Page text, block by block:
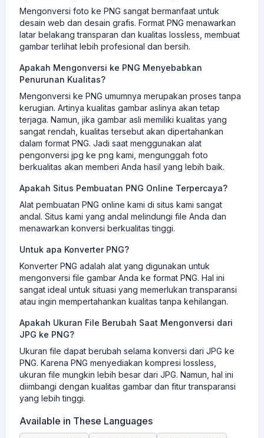
Mengonversi foto ke PNG sangat bermanfaat untuk
desain web dan desain grafis. Format PNG menawarkan
latar belakang transparan dan kualitas lossless, membuat
gambar terlihat lebih profesional dan bersih.
Apakah Mengonversi ke PNG Menyebabkan
Penurunan Kualitas?
Mengonversi ke PNG umumnya merupakan proses tanpa
kerugian. Artinya kualitas gambar aslinya akan tetap
terjaga. Namun, jika gambar asli memiliki kualitas yang
sangat rendah, kualitas tersebut akan dipertahankan
dalam format PNG. Jadi saat menggunakan alat
pengonversi jpg ke png kami, mengunggah foto
berkualitas akan memberi Anda hasil yang lebih baik.
Apakah Situs Pembuatan PNG Online Terpercaya?
Alat pembuatan PNG online kami di situs kami sangat
andal. Situs kami yang andal melindungi file Anda dan
menawarkan konversi berkualitas tinggi.
Untuk apa Konverter PNG?
Konverter PNG adalah alat yang digunakan untuk
mengonversi file gambar Anda ke format PNG. Hal ini
sangat ideal untuk situasi yang memerlukan transparansi
atau ingin mempertahankan kualitas tanpa kehilangan.
Apakah Ukuran File Berubah Saat Mengonversi dari
JPG ke PNG?
Ukuran file dapat berubah selama konversi dari JPG ke
PNG. Karena PNG menyediakan kompresi lossless,
ukuran file mungkin lebih besar dari JPG. Namun, hal ini
diimbangi dengan kualitas gambar dan fitur transparansi
yang lebih tinggi.
Available in These Languages